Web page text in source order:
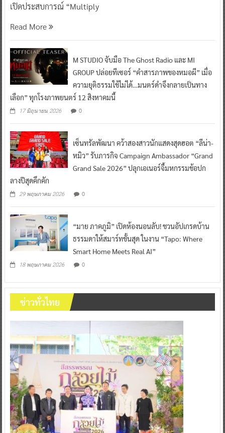
เปิดประสบการณ์ “Multiply
Read More
M STUDIO จับมือ The Ghost Radio และ MI
GROUP ปล่อยทีเซอร์ “คำสารภาพของหมอผี” เมื่อ
ความยุติธรรมใช้ไม่ได้…มนตร์ดำจึงกลายเป็นทาง
เลือก” ทุกโรงภาพยนตร์ 12 สิงหาคมนี้
17 มิถุนายน 2026 0
เซ็นทรัลพัฒนา คว้าสองสาวนักแสดงสุดฮอต “ลีน่า-
หมิว” รับภารกิจ Campaign Ambassador “Grand
Grand Sale 2026” ปลุกเอเนอร์จี้มหกรรมช้อปก
ลางปีสุดคึกคัก
29 พฤษภาคม 2026 0
“มาย ภาคภูมิ” เปิดห้องนอนลับ! ชวนอัปเกรดบ้าน
ธรรมดาให้สมาร์ทขั้นสุด ในงาน “Tapo: Where
Smart Home Meets Real AI”
18 พฤษภาคม 2026 0
ข่าวทั่วไทย